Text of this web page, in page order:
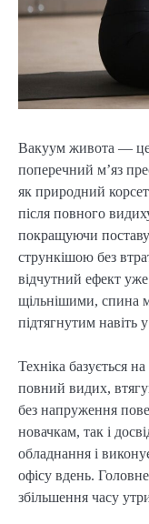
Вакуум живота — це
поперечний м’яз
як природний
після повного
покращуючи поставу
стрункішою без
відчутний ефект
щільнішими, спина
підтягнутим навіть
Техніка базується
повний видих,
без напруження
новачкам, так і
обладнання і
офісу вдень.
збільшення часу